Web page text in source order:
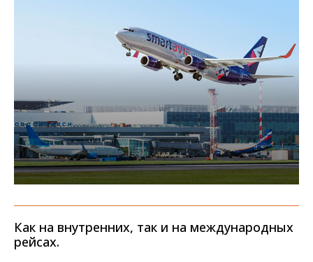
Как на внутренних, так и на международных
рейсах.